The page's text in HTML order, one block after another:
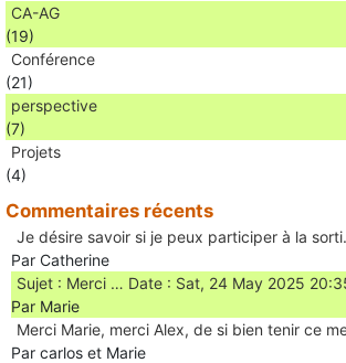
CA-AG
(19)
Conférence
(21)
perspective
(7)
Projets
(4)
Commentaires récents
Je désire savoir si je peux participer à la
Par Catherine
Sujet : Merci … Date : Sat, 24 May 2025
Par Marie
Merci Marie, merci Alex, de si bien tenir ce
Par carlos et Marie